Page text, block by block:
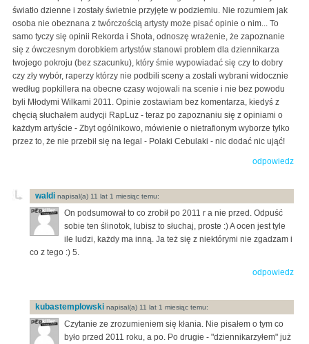
światło dzienne i zostały świetnie przyjęte w podziemiu. Nie rozumiem jak
osoba nie obeznana z twórczością artysty może pisać opinie o nim... To
samo tyczy się opinii Rekorda i Shota, odnoszę wrażenie, że zapoznanie
się z ówczesnym dorobkiem artystów stanowi problem dla dziennikarza
twojego pokroju (bez szacunku), który śmie wypowiadać się czy to dobry
czy zły wybór, raperzy którzy nie podbili sceny a zostali wybrani widocznie
według popkillera na obecne czasy wojowali na scenie i nie bez powodu
byli Młodymi Wilkami 2011. Opinie zostawiam bez komentarza, kiedyś z
chęcią słuchałem audycji RapLuz - teraz po zapoznaniu się z opiniami o
każdym artyście - Zbyt ogólnikowo, mówienie o nietrafionym wyborze tylko
przez to, że nie przebił się na legal - Polaki Cebulaki - nic dodać nic ująć!
odpowiedz
waldi napisal(a) 11 lat 1 miesiąc temu:
On podsumował to co zrobił po 2011 r a nie przed. Odpuść
sobie ten ślinotok, lubisz to słuchaj, proste :) A ocen jest tyle
ile ludzi, każdy ma inną. Ja też się z niektórymi nie zgadzam i
co z tego :) 5.
odpowiedz
kubastemplowski napisal(a) 11 lat 1 miesiąc temu:
Czytanie ze zrozumieniem się kłania. Nie pisałem o tym co
było przed 2011 roku, a po. Po drugie - "dziennikarzyłem" już